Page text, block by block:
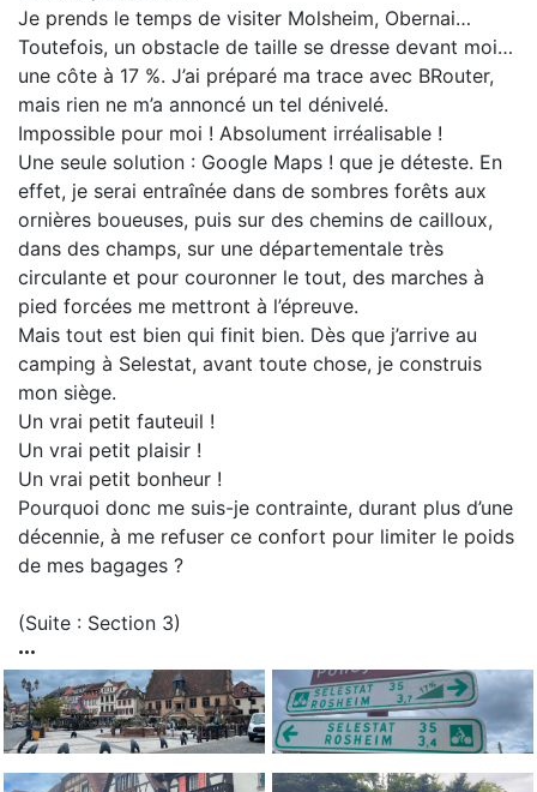
Je prends le temps de visiter Molsheim, Obernai…
Toutefois, un obstacle de taille se dresse devant moi…
une côte à 17 %. J’ai préparé ma trace avec BRouter,
mais rien ne m’a annoncé un tel dénivelé.
Impossible pour moi ! Absolument irréalisable !
Une seule solution : Google Maps ! que je déteste. En
effet, je serai entraînée dans de sombres forêts aux
ornières boueuses, puis sur des chemins de cailloux,
dans des champs, sur une départementale très
circulante et pour couronner le tout, des marches à
pied forcées me mettront à l’épreuve.
Mais tout est bien qui finit bien. Dès que j’arrive au
camping à Selestat, avant toute chose, je construis
mon siège.
Un vrai petit fauteuil !
Un vrai petit plaisir !
Un vrai petit bonheur !
Pourquoi donc me suis-je contrainte, durant plus d’une
décennie, à me refuser ce confort pour limiter le poids
de mes bagages ?
(Suite : Section 3)